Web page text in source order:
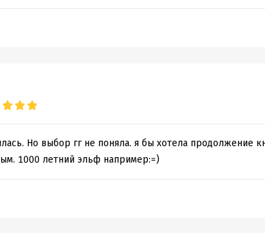
Но выбор гг не поняла. я бы хотела продолжение
1000 летний эльф например:=)